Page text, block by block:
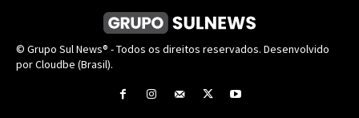
© Grupo Sul News® - Todos os direitos reservados. Desenvolvido
por Cloudbe (Brasil).